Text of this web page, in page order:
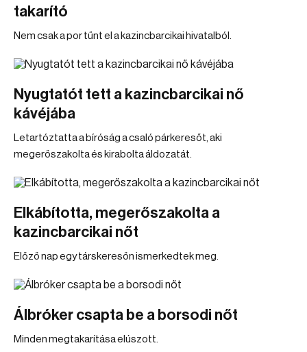
takarító
Nem csak a por tűnt el a kazincbarcikai hivatalból.
Nyugtatót tett a kazincbarcikai nő
kávéjába
Letartóztatta a bíróság a csaló párkeresőt, aki
megerőszakolta és kirabolta áldozatát.
Elkábította, megerőszakolta a
kazincbarcikai nőt
Előző nap egy társkeresőn ismerkedtek meg.
Álbróker csapta be a borsodi nőt
Minden megtakarítása elúszott.